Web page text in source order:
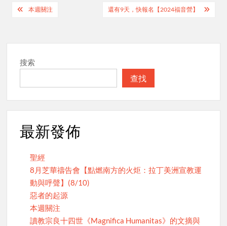
Post本週關注 還有9天，快報名【2024福音營】
搜索
查找
最新發佈
聖經
8月芝華禱告會【點燃南方的火炬：拉丁美洲宣教運
動與呼聲】(8/10)
惡者的起源
本週關注
讀教宗良十四世《Magnifica Humanitas》的文摘與